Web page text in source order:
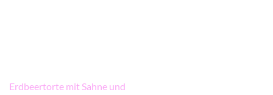
Beitragsnavigation
Erdbeertorte mit Sahne und